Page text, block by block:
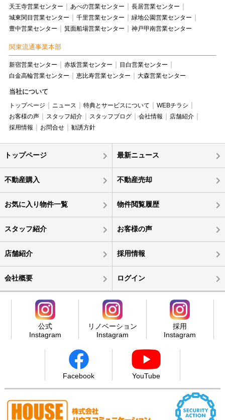
天王寺営業センター
あべの営業センター
長居営業センター
城東関目営業センター
千里営業センター
緑地公園営業センター
豊中営業センター
箕面船場営業センター 神戸甲南営業センター
関東流通事業本部
新宿営業センター 赤坂営業センター
目白営業センター
白金高輪営業センター
恵比寿営業センター 大森営業センター
当社について
トップページ ニュース 特典とサービスについて
WEBチラシ
お客様の声
スタッフ紹介 スタッフブログ 会社情報
店舗紹介
採用情報
お問合せ 勧誘方針
トップページ 最新ニュース
不動産購入 不動産売却
お気に入り物件一覧 物件閲覧履歴
スタッフ紹介 お客様の声
店舗紹介 採用情報
会社概要 ログイン
公式
Instagram
リノベーション
Instagram
採用
Instagram
Facebook YouTube